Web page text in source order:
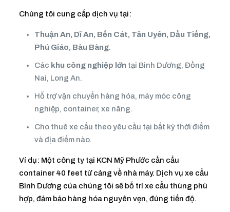
Chúng tôi cung cấp dịch vụ tại:
Thuận An, Dĩ An, Bến Cát, Tân Uyên, Dầu Tiếng,
Phú Giáo, Bàu Bàng.
Các khu công nghiệp lớn tại Bình Dương, Đồng
Nai, Long An.
Hỗ trợ vận chuyển hàng hóa, máy móc công
nghiệp, container, xe nâng.
Cho thuê xe cẩu theo yêu cầu tại bất kỳ thời điểm
và địa điểm nào.
Ví dụ: Một công ty tại KCN Mỹ Phước cần cẩu
container 40 feet từ cảng về nhà máy. Dịch vụ xe cẩu
Bình Dương của chúng tôi sẽ bố trí xe cẩu thùng phù
hợp, đảm bảo hàng hóa nguyên vẹn, đúng tiến độ.